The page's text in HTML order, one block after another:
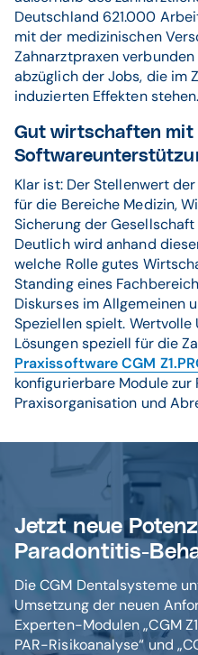
Deutschland 621.000
mit der medizinischen
Zahnarztpraxen
abzüglich der Jobs, die im
induzierten Effekten stehen.
Gut wirtschaften mit
Klar ist: Der Stellenwert
für die Bereiche Medizin,
Sicherung der
Deutlich wird anhand
welche Rolle gutes
Standing eines
Diskurses im Allgemeinen
Speziellen spielt.
Lösungen speziell für die
Praxissoftware CGM
konfigurierbare Module zur
Praxisorganisation und
Jetzt neue
Paradontitis-
Die CGM Dentalsysteme
Umsetzung der neuen
Experten-Modulen „CGM
PAR-Risikoanalyse“ und